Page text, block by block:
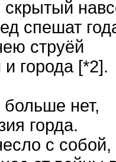
спешат
струёй
города [*2].
нет,
горда.
с собой,